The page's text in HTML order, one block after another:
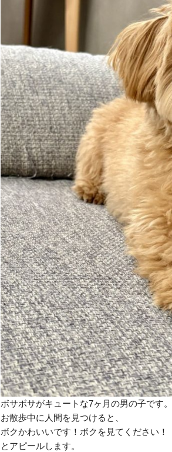
ボサボサがキュートな7ヶ月の男の子です。
お散歩中に人間を見つけると、
ボクかわいいです！ボクを見てください！
とアピールします。